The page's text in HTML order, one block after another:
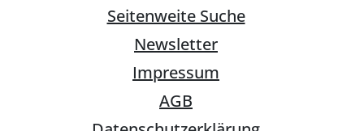
Seitenweite Suche
Newsletter
Impressum
AGB